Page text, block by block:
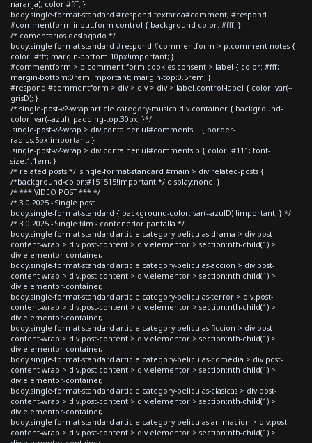
naranja); color:#fff; }
body.single-format-standard #respond textarea#comment, #respond
#commentform input.form-control { background-color: #fff; }
/* comentarios deslogado */
body.single-format-standard #respond #commentform > p.comment-notes {
color: #fff; margin-bottom:10px!important; }
#commentform > p.comment-form-cookies-consent > label { color: #fff;
margin-bottom:0rem!important; margin-top:0.5rem; }
#respond #commentform > div > div > div > label.control-label { color: var(--
grisD); }
/*.single-post-v2-wrap article.category-musica div.container { background-
color: var(--azul); padding-top:30px; }*/
.single-post-v2-wrap > div.container ul#comments li { border-
radius:5px!important; }
.single-post-v2-wrap > div.container ul#comments p { color: #111; font-
size:1.1em; }
/* related posts */ .single-format-standard #main > div.related-posts {
/*background-color:#151515!important;*/ display:none; }
/* *** VIDEO POST *** */
/* 3.0 2025 - Single post
body.single-format-standard { background-color: var(--azulD) !important; } */
/* 3.0 2025 - Single film - contenedor pantalla */
body.single-format-standard article.category-peliculas-drama > div.post-
content-wrap > div.post-content > div.elementor > section:nth-child(1) >
div.elementor-container,
body.single-format-standard article.category-peliculas-accion > div.post-
content-wrap > div.post-content > div.elementor > section:nth-child(1) >
div.elementor-container,
body.single-format-standard article.category-peliculas-terror > div.post-
content-wrap > div.post-content > div.elementor > section:nth-child(1) >
div.elementor-container,
body.single-format-standard article.category-peliculas-ficcion > div.post-
content-wrap > div.post-content > div.elementor > section:nth-child(1) >
div.elementor-container,
body.single-format-standard article.category-peliculas-comedia > div.post-
content-wrap > div.post-content > div.elementor > section:nth-child(1) >
div.elementor-container,
body.single-format-standard article.category-peliculas-clasicas > div.post-
content-wrap > div.post-content > div.elementor > section:nth-child(1) >
div.elementor-container,
body.single-format-standard article.category-peliculas-animacion > div.post-
content-wrap > div.post-content > div.elementor > section:nth-child(1) >